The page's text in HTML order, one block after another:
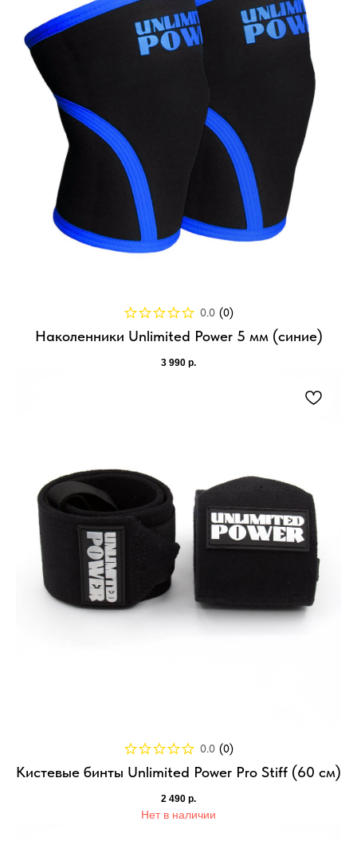
0.0 (0)
Наколенники Unlimited Power 5 мм (синие)
3 990 р.
0.0 (0)
Кистевые бинты Unlimited Power Pro Stiff (60 см)
2 490 р.
Нет в наличии